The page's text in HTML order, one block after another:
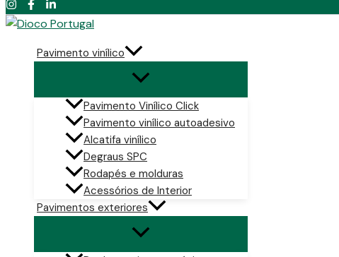
Pavimento vinílico
Pavimento Vinílico Click
Pavimento vinílico autoadesivo
Alcatifa vinílico
Degraus SPC
Rodapés e molduras
Acessórios de Interior
Pavimentos exteriores